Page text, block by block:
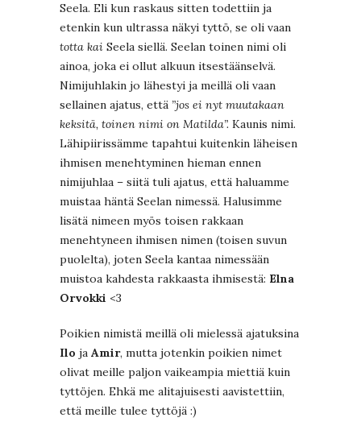
Seela. Eli kun raskaus sitten todettiin ja
etenkin kun ultrassa näkyi tyttö, se oli vaan
totta kai Seela siellä. Seelan toinen nimi oli
ainoa, joka ei ollut alkuun itsestäänselvä.
Nimijuhlakin jo lähestyi ja meillä oli vaan
sellainen ajatus, että ”jos ei nyt muutakaan
keksitä, toinen nimi on Matilda”. Kaunis nimi.
Lähipiirissämme tapahtui kuitenkin läheisen
ihmisen menehtyminen hieman ennen
nimijuhlaa – siitä tuli ajatus, että haluamme
muistaa häntä Seelan nimessä. Halusimme
lisätä nimeen myös toisen rakkaan
menehtyneen ihmisen nimen (toisen suvun
puolelta), joten Seela kantaa nimessään
muistoa kahdesta rakkaasta ihmisestä: Elna
Orvokki <3
Poikien nimistä meillä oli mielessä ajatuksina
Ilo ja Amir, mutta jotenkin poikien nimet
olivat meille paljon vaikeampia miettiä kuin
tyttöjen. Ehkä me alitajuisesti aavistettiin,
että meille tulee tyttöjä :)